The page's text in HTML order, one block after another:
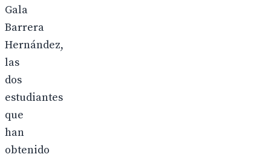
Gala
Barrera
Hernández,
las
dos
estudiantes
que
han
obtenido